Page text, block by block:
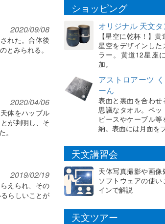
2020/09/08
れた。合体後
とみられる。
2020/04/06
体をハッブル
が判明し、そ
2019/02/19
えられ、その
らしいことが
ショッピング
オリジナル 天文
【星空に乾杯！】
星空をデザインし
ラー。黄道12星座
加。
アストロアーツ
ーん
表面と裏面を合わ
思議なタオル。ペ
ピースやケーブル
納。表面には月面を
天文講習会
天体写真撮影や画
ソフトウェアの使
インで解説
天文ツアー